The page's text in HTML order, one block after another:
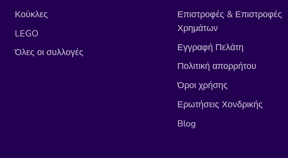
Κούκλες
LEGO
Όλες οι συλλογές
Επιστροφές & Επιστροφές
Χρημάτων
Εγγραφή Πελάτη
Πολιτική απορρήτου
Όροι χρήσης
Ερωτήσεις Χονδρικής
Blog